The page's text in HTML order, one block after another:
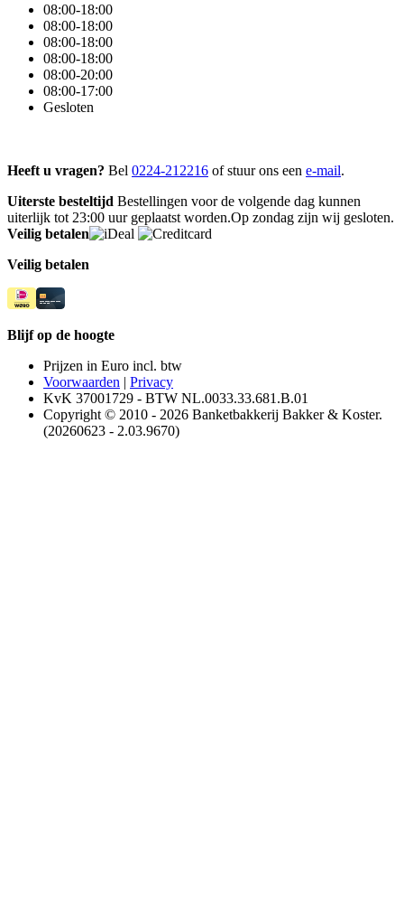
08:00-18:00
08:00-18:00
08:00-18:00
08:00-18:00
08:00-20:00
08:00-17:00
Gesloten
Heeft u vragen? Bel 0224-212216 of stuur ons een e-mail.
Uiterste besteltijd Bestellingen voor de volgende dag kunnen
uiterlijk tot 23:00 uur geplaatst worden.Op zondag zijn wij gesloten.
Veilig betalen
Veilig betalen
Blijf op de hoogte
Prijzen in Euro incl. btw
Voorwaarden | Privacy
KvK 37001729 - BTW NL.0033.33.681.B.01
Copyright © 2010 - 2026 Banketbakkerij Bakker & Koster.
(20260623 - 2.03.9670)